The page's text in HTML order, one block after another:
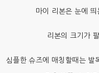
마이 리본은 눈에 띄
리본의 크기가
심플한 슈즈에 매칭할때는 발